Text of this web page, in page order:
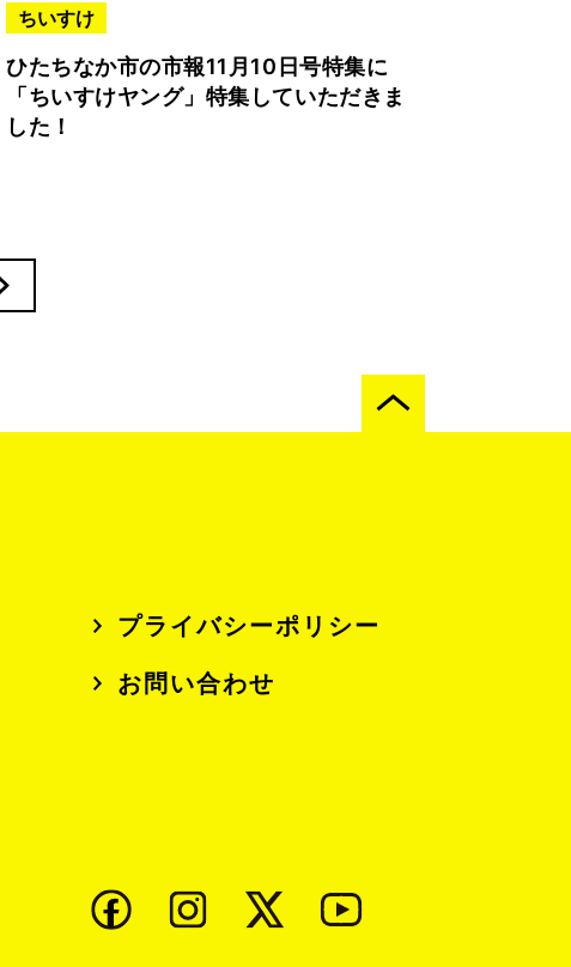
ちいすけ
ひたちなか市の市報11月10日号特集に
「ちいすけヤング」特集していただきま
した！
プライバシーポリシー
お問い合わせ